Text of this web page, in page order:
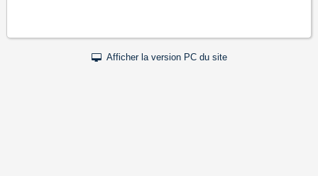
Afficher la version PC du site